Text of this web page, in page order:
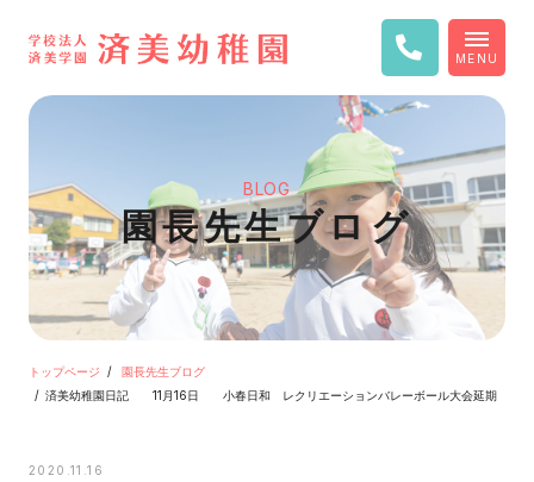
MENU
BLOG
園長先生ブログ
トップページ
園長先生ブログ
済美幼稚園日記 11月16日 小春日和 レクリエーションバレーボール大会延期
2020.11.16